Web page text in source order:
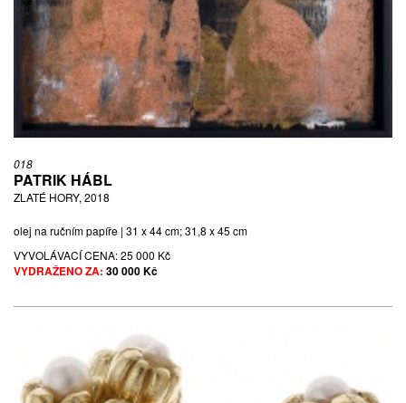
018
PATRIK HÁBL
ZLATÉ HORY, 2018
olej na ručním papíře | 31 x 44 cm; 31,8 x 45 cm
VYVOLÁVACÍ CENA:25 000 Kč
VYDRAŽENO ZA: 30 000 Kč